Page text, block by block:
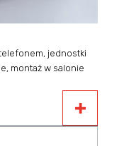
jednostki
montaż w salonie